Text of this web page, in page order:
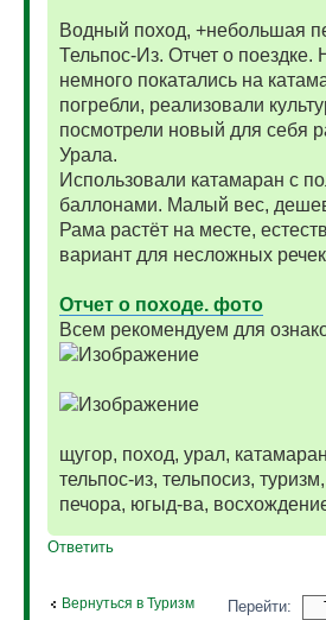
Водный поход, +небольшая
Тельпос-Из. Отчет о поездке.
немного покатались на
погребли, реализовали
посмотрели новый для себя
Урала.
Использовали катамаран с
баллонами. Малый вес,
Рама растёт на месте,
вариант для несложных речек
Отчет о походе. фото
Всем рекомендуем для
щугор, поход, урал,
тельпос-из, тельпосиз,
печора, югыд-ва,
Ответить
Вернуться в Туризм Перейти: